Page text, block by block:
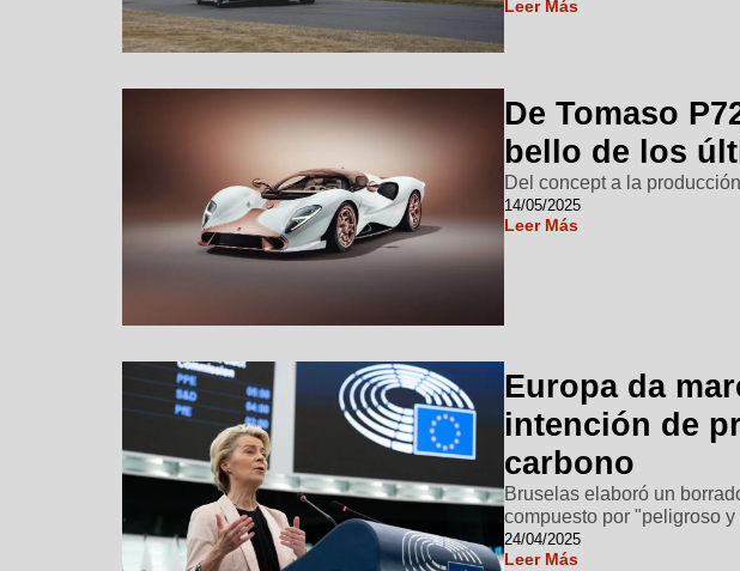
Leer Más
De Tomaso
bello de los
Del concept a la
14/05/2025
Leer Más
Europa da
intención de
carbono
Bruselas elaboró un
compuesto por "peligroso y
24/04/2025
Leer Más